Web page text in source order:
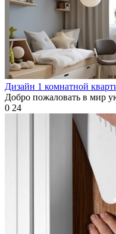
Дизайн 1 комнатной
Добро пожаловать в мир
0 24